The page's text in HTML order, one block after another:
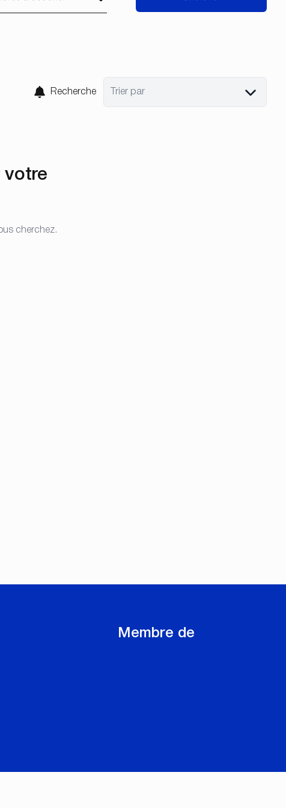
Recherche Trier par
votre
cherchez.
Membre de